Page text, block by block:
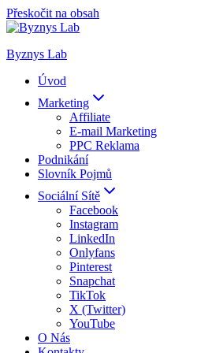
Přeskočit na obsah
Byznys Lab
Úvod
Marketing
Affiliate
E-mail Marketing
PPC Reklama
Podnikání
Slovník Pojmů
Sociální Sítě
Facebook
Instagram
LinkedIn
Onlyfans
Pinterest
Snapchat
TikTok
X (Twitter)
YouTube
O Nás